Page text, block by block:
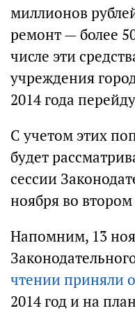
миллионов
ремонт — более
числе эти
учреждения
2014 года
С учетом этих
будет
сессии
ноября во
Напомним, 13
чтении приняли
2014 год и на